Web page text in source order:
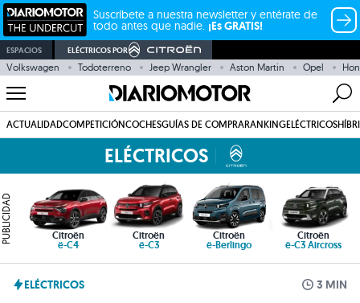
Suscríbete a nuestra newsletter y entérate de
todo antes que nadie. ¡Es GRATIS!
ESPACIOS ELÉCTRICOS POR
Volkswagen Todoterreno Jeep Wrangler Aston Martin Opel
ACTUALIDADCOMPETICIÓNCOCHESGUÍAS DE COMPRARANKINGELÉCTRICOS
ELÉCTRICOS
PUBLICIDAD Citroën
ë-C4
Citroën
ë-C3
Citroën
ë-Berlingo
Citroën
ë-C3 Aircross
ELÉCTRICOS 3 MIN